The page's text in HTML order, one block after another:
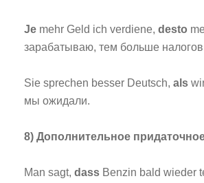
Je mehr Geld ich verdiene, desto
зарабатываю, тем больше
Sie sprechen besser Deutsch, als
мы ожидали.
8) Дополнительное
Man sagt, dass Benzin bald wieder